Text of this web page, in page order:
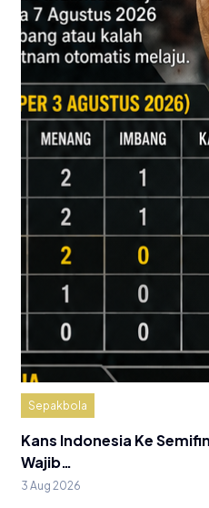
Sepakbola
Kans Indonesia Ke
Wajib…
3 Aug 2026